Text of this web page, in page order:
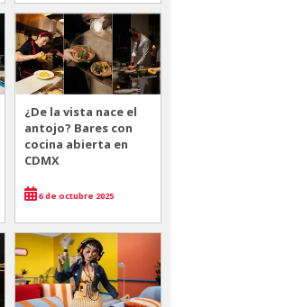
¿De la vista nace el
antojo? Bares con
cocina abierta en
CDMX
6 de octubre 2025